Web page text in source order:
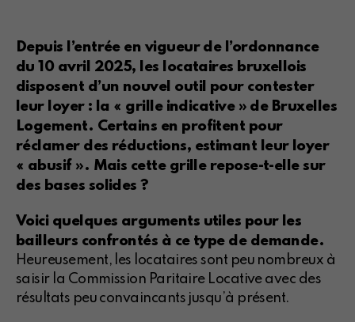
Depuis l’entrée en vigueur de l’ordonnance
du 10 avril 2025, les locataires bruxellois
disposent d’un nouvel outil pour contester
leur loyer : la « grille indicative » de Bruxelles
Logement. Certains en profitent pour
réclamer des réductions, estimant leur loyer
« abusif ». Mais cette grille repose-t-elle sur
des bases solides ?
Voici quelques arguments utiles pour les
bailleurs confrontés à ce type de demande.
Heureusement, les locataires sont peu nombreux à
saisir la Commission Paritaire Locative avec des
résultats peu convaincants jusqu’à présent.